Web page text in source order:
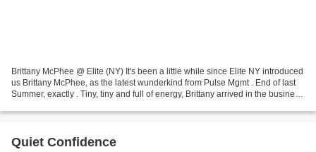
Brittany McPhee @ Elite (NY) It's been a little while since Elite NY introduced
us Brittany McPhee, as the latest wunderkind from Pulse Mgmt . End of last
Summer, exactly . Tiny, tiny and full of energy, Brittany arrived in the business
Quiet Confidence